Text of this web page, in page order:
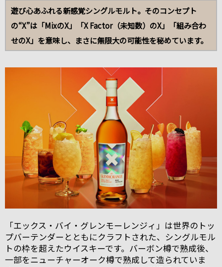
遊び心あふれる新感覚シングルモルト。そのコンセプト
の“X”は「MixのX」「X Factor（未知数）のX」「組み合わ
せのX」を意味し、まさに無限大の可能性を秘めています。
「エックス・バイ・グレンモーレンジィ」は世界のトッ
プバーテンダーとともにクラフトされた、シングルモル
トの枠を超えたウイスキーです。バーボン樽で熟成後、
一部をニューチャーオーク樽で熟成して造られていま